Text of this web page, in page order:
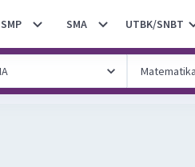
SMP SMA UTBK/SNBT